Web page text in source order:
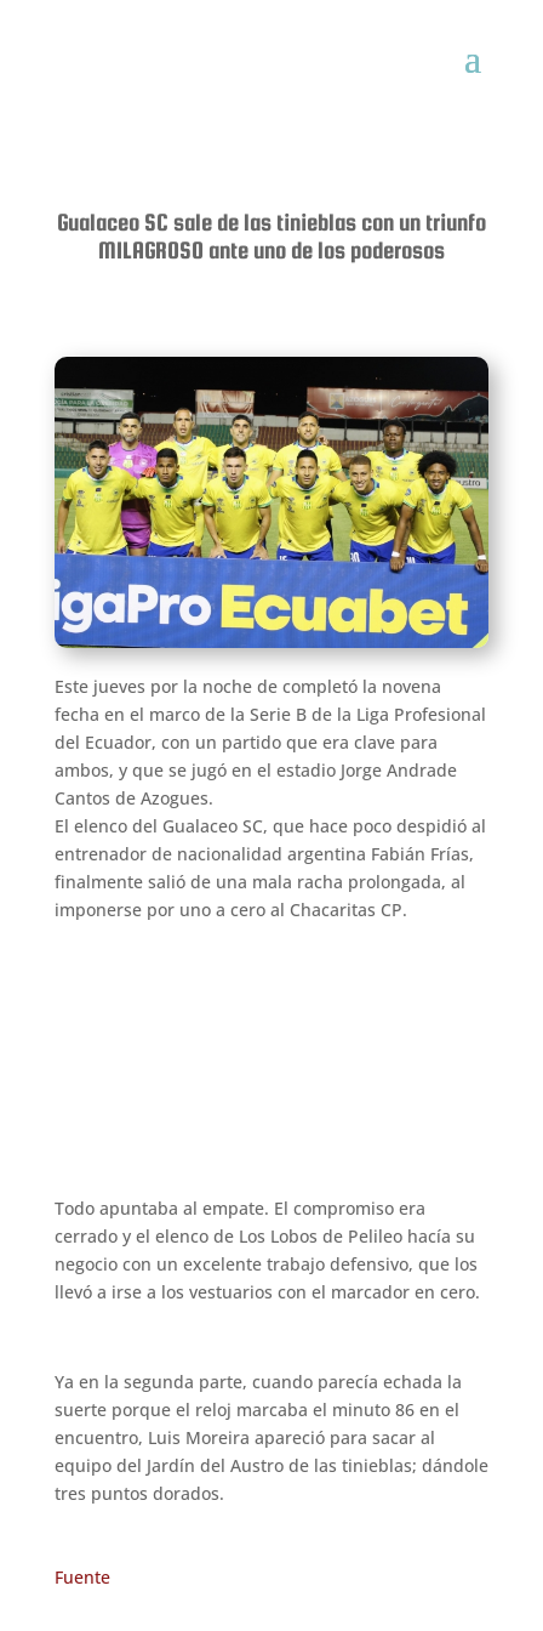
Gualaceo SC sale de las tinieblas con un triunfo
MILAGROSO ante uno de los poderosos
Este jueves por la noche de completó la novena
fecha en el marco de la Serie B de la Liga Profesional
del Ecuador, con un partido que era clave para
ambos, y que se jugó en el estadio Jorge Andrade
Cantos de Azogues.
El elenco del Gualaceo SC, que hace poco despidió al
entrenador de nacionalidad argentina Fabián Frías,
finalmente salió de una mala racha prolongada, al
imponerse por uno a cero al Chacaritas CP.
Todo apuntaba al empate. El compromiso era
cerrado y el elenco de Los Lobos de Pelileo hacía su
negocio con un excelente trabajo defensivo, que los
llevó a irse a los vestuarios con el marcador en cero.
Ya en la segunda parte, cuando parecía echada la
suerte porque el reloj marcaba el minuto 86 en el
encuentro, Luis Moreira apareció para sacar al
equipo del Jardín del Austro de las tinieblas; dándole
tres puntos dorados.
Fuente